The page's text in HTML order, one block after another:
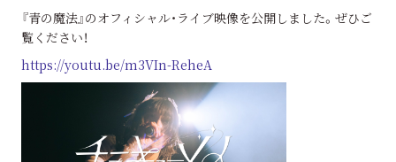
『青の魔法』のオフィシャル・ライブ映像を公開しました。ぜひご
覧ください！
https://youtu.be/m3VIn-ReheA